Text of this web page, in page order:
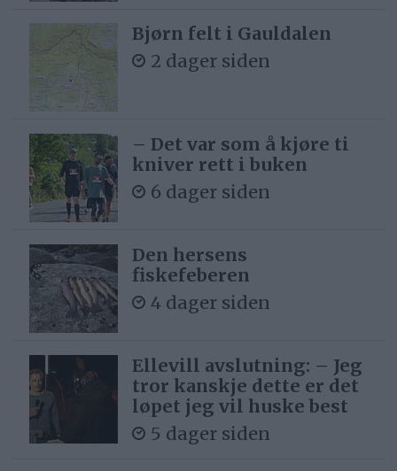
Bjørn felt i Gauldalen
2 dager siden
– Det var som å kjøre ti
kniver rett i buken
6 dager siden
Den hersens
fiskefeberen
4 dager siden
Ellevill avslutning: – Jeg
tror kanskje dette er det
løpet jeg vil huske best
5 dager siden